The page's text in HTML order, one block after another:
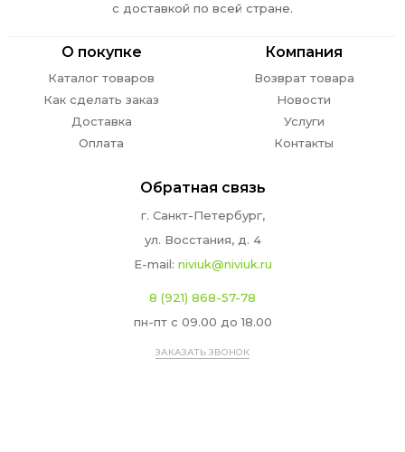
с доставкой по всей стране.
О покупке
Каталог товаров
Как сделать заказ
Доставка
Оплата
Компания
Возврат товара
Новости
Услуги
Контакты
Обратная связь
г. Санкт-Петербург,
ул. Восстания, д. 4
E-mail: niviuk@niviuk.ru
8 (921) 868-57-78
пн-пт с 09.00 до 18.00
ЗАКАЗАТЬ ЗВОНОК